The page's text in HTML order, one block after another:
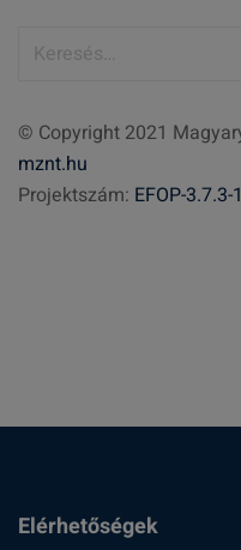
e
s
é
© Copyright 2021
mznt.hu
Projektszám: EFOP-
Elérhetőségek